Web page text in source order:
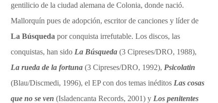
gentilicio de la ciudad alemana de Colonia, donde nació.
Mallorquín pues de adopción, escritor de canciones y líder de
La Búsqueda por conquista irrefutable. Los discos, las
conquistas, han sido La Búsqueda (3 Cipreses/DRO, 1988),
La rueda de la fortuna (3 Cipreses/DRO, 1992), Psicolatin
(Blau/Discmedi, 1996), el EP con dos temas inéditos Las cosas
que no se ven (Isladencanta Records, 2001) y Los penitentes